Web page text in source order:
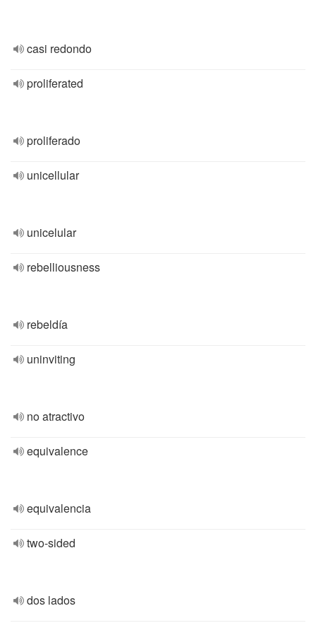
casi redondo
proliferated
proliferado
unicellular
unicelular
rebelliousness
rebeldía
uninviting
no atractivo
equivalence
equivalencia
two-sided
dos lados